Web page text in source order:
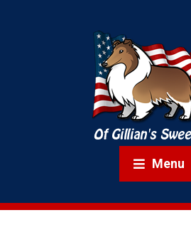
Menu